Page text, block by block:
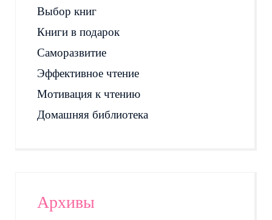
Выбор книг
Книги в подарок
Саморазвитие
Эффективное чтение
Мотивация к чтению
Домашняя библиотека
Архивы